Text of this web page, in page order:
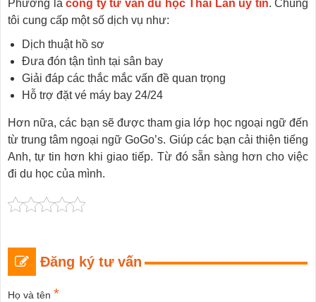
Phương là công ty tư vấn du học Thái Lan uy tín. Chúng
tôi cung cấp một số dịch vụ như:
Dịch thuật hồ sơ
Đưa đón tận tình tại sân bay
Giải đáp các thắc mắc vấn đề quan trọng
Hỗ trợ đặt vé máy bay 24/24
Hơn nữa, các bạn sẽ được tham gia lớp học ngoại ngữ đến
từ trung tâm ngoại ngữ GoGo’s. Giúp các bạn cải thiện tiếng
Anh, tự tin hơn khi giao tiếp. Từ đó sẵn sàng hơn cho việc
đi du học của mình.
Đăng ký tư vấn
Họ và tên *